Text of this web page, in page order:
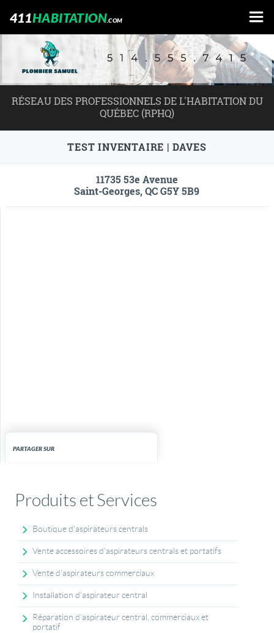
411HABITATION.COM
RÉSEAU DES PROFESSIONNELS DE L'HABITATION DU
QUÉBEC (RPHQ)
TEST INVENTAIRE | DAVES
11735 53e Avenue
Saint-Georges, QC G5Y 5B9
PARTAGER SUR
Produits et Services
Boutique d'aspirateurs centrals
Vente accessoires d'aspirateurs centrals et portatifs
Vente d'aspirateurs commerciaux
Installation d'aspirateur central
Réparation d'aspirateur central, commerciaux et
portatif